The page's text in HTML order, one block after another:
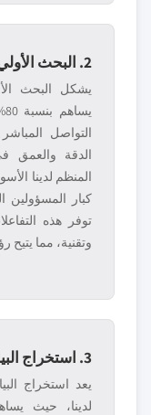
2. البحث الأولي
يشكل البحث
التواصل
الدقة والعمق
المنظم لدينا
كبار المسؤولين
توفر هذه
وتقنية، مما
3. استخراج البيانات وتحليل السوق
يعد استخراج